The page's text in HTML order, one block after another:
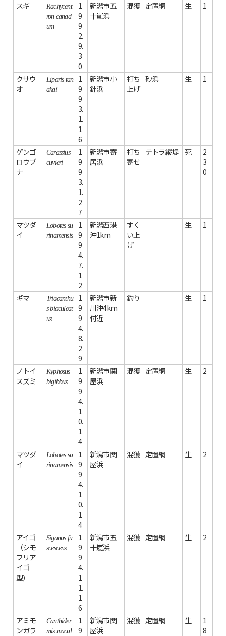
スギ
Rachycent
ron canad
um
1
9
9
2.
9.
3
0
新潟市五
十嵐浜
混獲 定置網 生 1
クサウ
オ
Liparis tan
akai
1
9
9
3.
1.
1
6
新潟市小
針浜
打ち
上げ
砂浜 生 1
ゲンゴ
ロウブ
ナ
Carassius
cuvieri
1
9
9
3.
1.
2
7
新潟市寄
居浜
打ち
寄せ
テトラ縦堤 死
2
3
0
マツダ
イ
Lobotes su
rinamensis
1
9
9
4.
7.
1
2
新潟西港
沖1km
すく
い上
げ
生 1
ギマ
Triacanthu
s biaculeat
us
1
9
9
4.
8.
2
9
新潟市新
川沖4km
付近
釣り 生 1
ノトイ
スズミ
Kyphosus
bigibbus
1
9
9
4.
1
0.
1
4
新潟市関
屋浜
混獲 定置網 生 2
マツダ
イ
Lobotes su
rinamensis
1
9
9
4.
1
0.
1
4
新潟市関
屋浜
混獲 定置網 生 2
アイゴ
（シモ
フリア
イゴ
型）
Siganus fu
scescens
1
9
9
4.
1
1.
1
6
新潟市五
十嵐浜
混獲 定置網 生 2
アミモ
ンガラ
Canthider
mis macul
1
9
新潟市関
屋浜
混獲 定置網 生
1
8